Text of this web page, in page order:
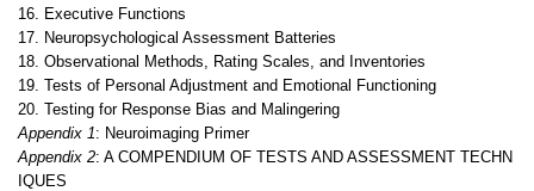
16. Executive Functions
17. Neuropsychological Assessment Batteries
18. Observational Methods, Rating Scales, and Inventories
19. Tests of Personal Adjustment and Emotional Functioning
20. Testing for Response Bias and Malingering
Appendix 1: Neuroimaging Primer
Appendix 2: A COMPENDIUM OF TESTS AND ASSESSMENT TECHN
IQUES